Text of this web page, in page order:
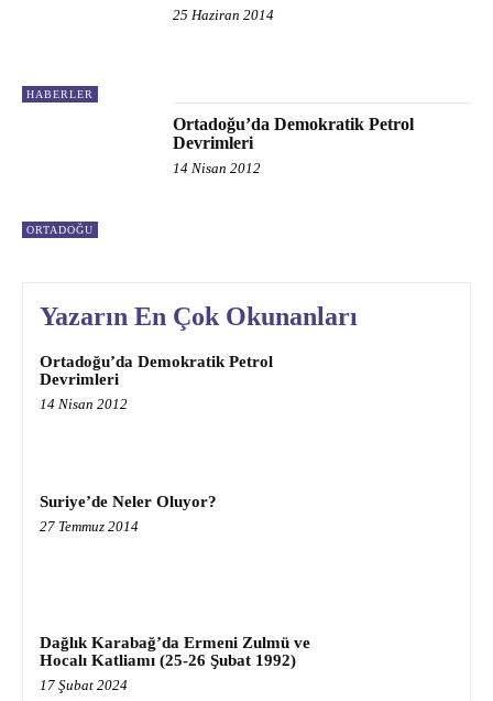
HABERLER
25 Haziran 2014
ORTADOĞU
Ortadoğu’da Demokratik Petrol
Devrimleri
14 Nisan 2012
Yazarın En Çok Okunanları
Ortadoğu’da Demokratik Petrol
Devrimleri
14 Nisan 2012
Suriye’de Neler Oluyor?
27 Temmuz 2014
Dağlık Karabağ’da Ermeni Zulmü ve
Hocalı Katliamı (25-26 Şubat 1992)
17 Şubat 2024